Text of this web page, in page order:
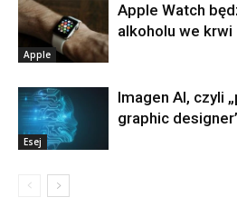
Apple
Apple Watch
alkoholu we krwi
Esej
Imagen AI, czyli
graphic